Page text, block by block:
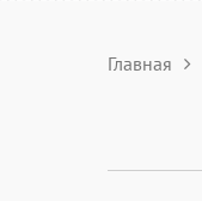
Главная